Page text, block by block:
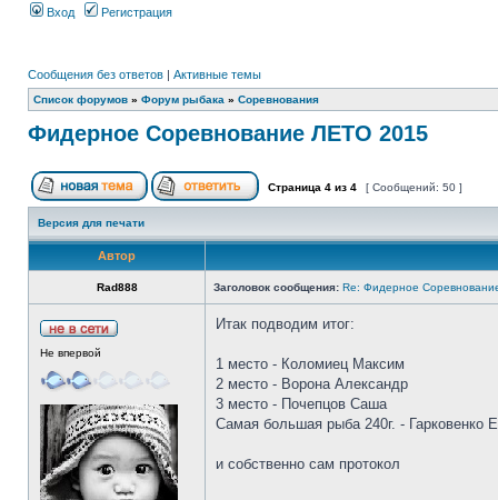
Вход Регистрация
Сообщения без ответов | Активные темы
Список форумов » Форум рыбака » Соревнования
Фидерное Соревнование ЛЕТО 2015
Страница 4 из 4 [ Сообщений: 50 ]
Версия для печати
Автор
Rad888 Заголовок сообщения: Re: Фидерное
Не впервой
Итак подводим итог:
1 место - Коломиец Максим
2 место - Ворона Александр
3 место - Почепцов Саша
Самая большая рыба 240г. - Гарковенко
и собственно сам протокол